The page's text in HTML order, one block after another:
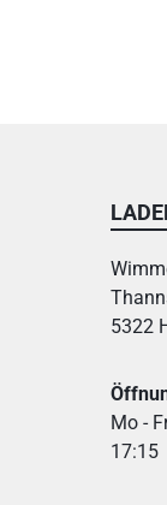
5322
Mo -
17:15